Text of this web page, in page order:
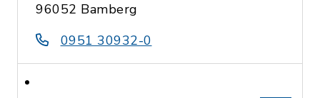
96052 Bamberg
0951 30932-0